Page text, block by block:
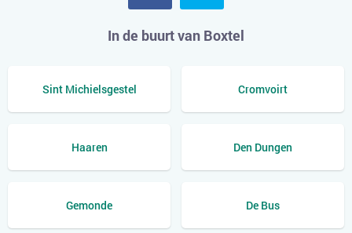
In de buurt van Boxtel
Sint Michielsgestel Cromvoirt
Haaren Den Dungen
Gemonde De Bus